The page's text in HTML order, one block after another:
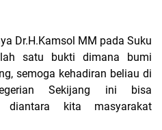
Dr.H.Kamsol MM pada Suku
satu bukti dimana bumi
semoga kehadiran beliau di
Sekijang ini bisa
diantara kita masyarakat